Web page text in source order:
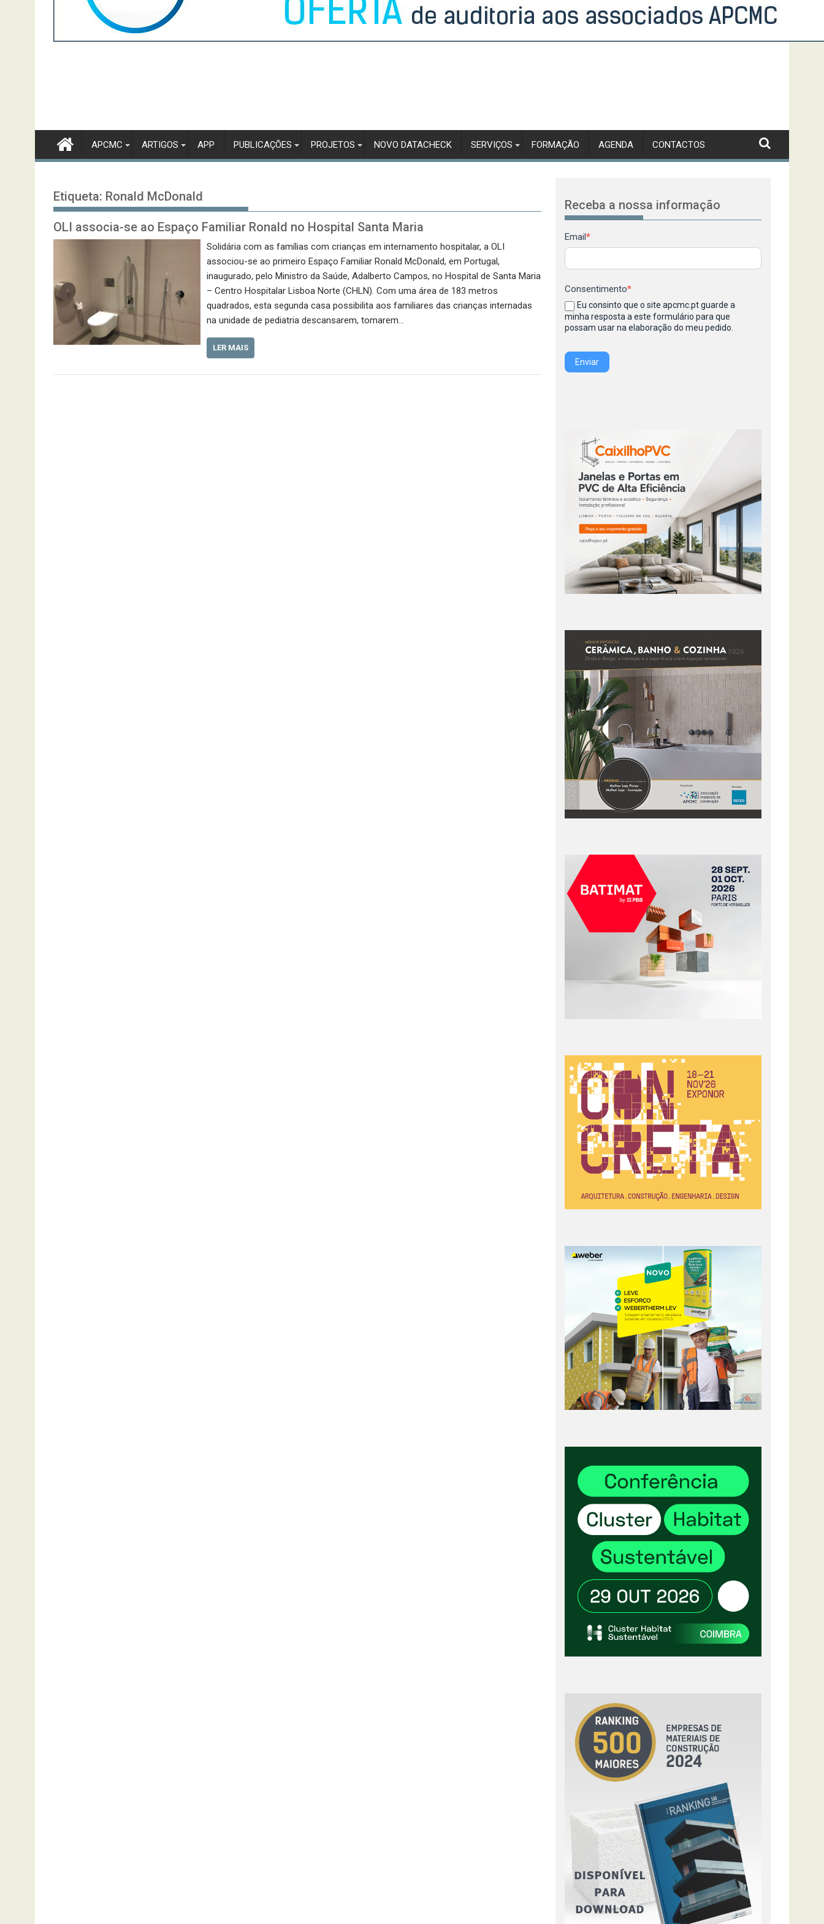
APCMC ARTIGOS APP PUBLICAÇÕES PROJETOS NOVO DATACHECK SERVIÇOS FORMAÇÃO AGENDA CONTACTOS
Etiqueta: Ronald McDonald
OLI associa-se ao Espaço Familiar Ronald no Hospital Santa Maria
Solidária com as famílias com crianças em internamento hospitalar, a OLI
associou-se ao primeiro Espaço Familiar Ronald McDonald, em Portugal,
inaugurado, pelo Ministro da Saúde, Adalberto Campos, no Hospital de Santa Maria
– Centro Hospitalar Lisboa Norte (CHLN). Com uma área de 183 metros
quadrados, esta segunda casa possibilita aos familiares das crianças internadas
na unidade de pediatria descansarem, tomarem…
LER MAIS
Receba a nossa informação
Newsletter
Email *
Consentimento*
Eu consinto que o site apcmc.pt guarde a
minha resposta a este formulário para que
possam usar na elaboração do meu pedido.
Enviar